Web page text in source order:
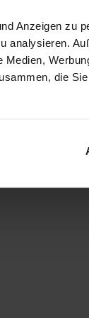
Anzeigen zu
analysieren.
die
occurred while